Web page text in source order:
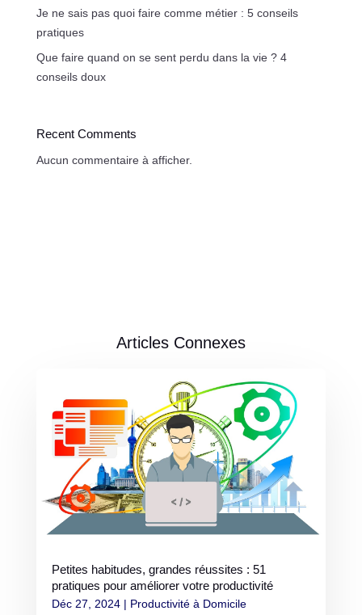
Je ne sais pas quoi faire comme métier : 5 conseils
pratiques
Que faire quand on se sent perdu dans la vie ? 4
conseils doux
Recent Comments
Aucun commentaire à afficher.
Articles Connexes
Petites habitudes, grandes réussites : 51
pratiques pour améliorer votre productivité
Déc 27, 2024| Productivité à Domicile